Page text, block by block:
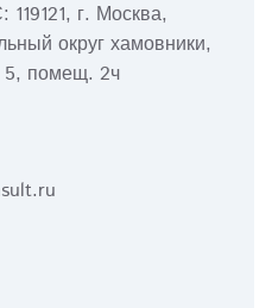
г. Москва,
округ хамовники,
5, помещ. 2ч